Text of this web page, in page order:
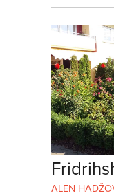
ALEN